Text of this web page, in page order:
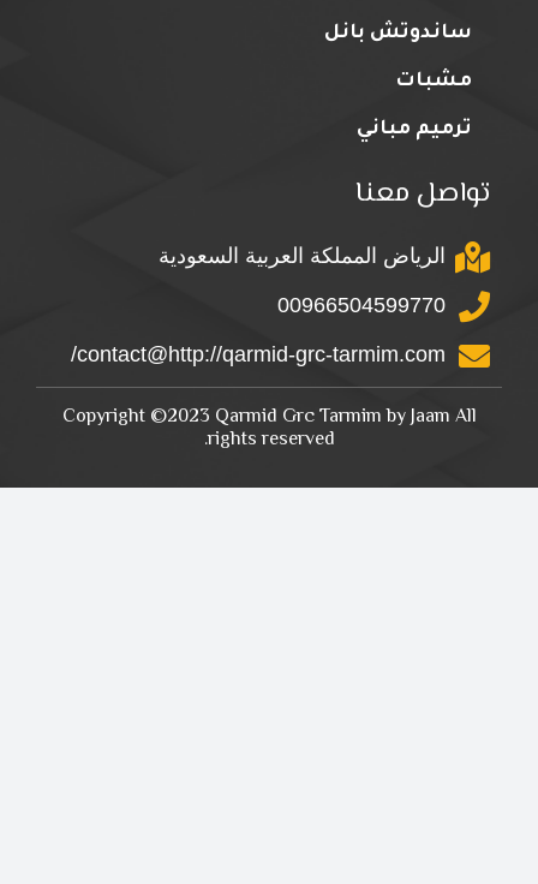
ساندوتش بانل
مشبات
ترميم مباني
تواصل معنا
الرياض المملكة العربية السعودية
00966504599770
contact@http://qarmid-grc-tarmim.com/
Copyright ©2023 Qarmid Grc Tarmim by Jaam All
rights reserved.